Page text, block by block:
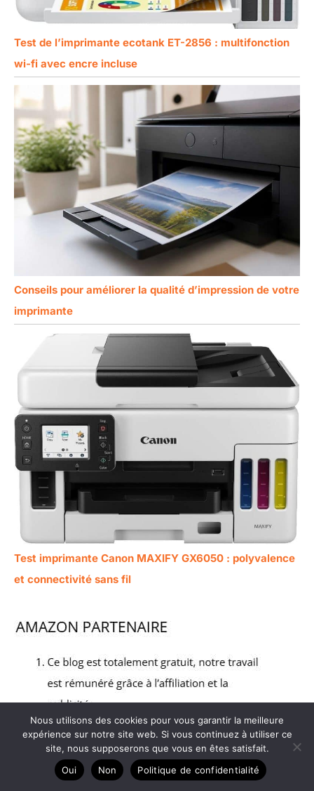
Test de l’imprimante ecotank ET-2856 : multifonction
wi-fi avec encre incluse
Conseils pour améliorer la qualité d’impression de votre
imprimante
Test imprimante Canon MAXIFY GX6050 : polyvalence
et connectivité sans fil
Nous utilisons des cookies pour vous garantir la meilleure
expérience sur notre site web. Si vous continuez à utiliser ce
site, nous supposerons que vous en êtes satisfait.
Oui
Non Politique de confidentialité